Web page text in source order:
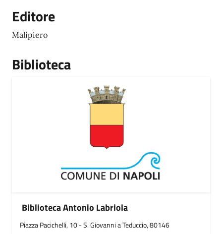
Editore
Malipiero
Biblioteca
Biblioteca Antonio Labriola
Piazza Pacichelli, 10 - S. Giovanni a Teduccio, 80146